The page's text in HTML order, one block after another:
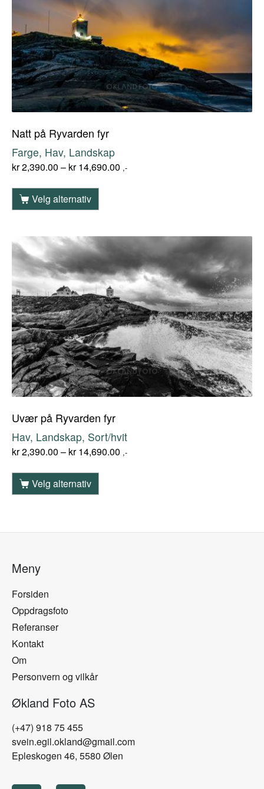
Natt på Ryvarden fyr
Farge, Hav, Landskap
kr2,390.00 – kr14,690.00 ,-
Velg alternativ
Uvær på Ryvarden fyr
Hav, Landskap, Sort/hvit
kr2,390.00 – kr14,690.00 ,-
Velg alternativ
Meny
Forsiden
Oppdragsfoto
Referanser
Kontakt
Om
Personvern og vilkår
Økland Foto AS
(+47) 918 75 455
svein.egil.okland@gmail.com
Epleskogen 46, 5580 Ølen